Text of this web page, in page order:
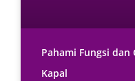
Pahami Fungsi
Kapal